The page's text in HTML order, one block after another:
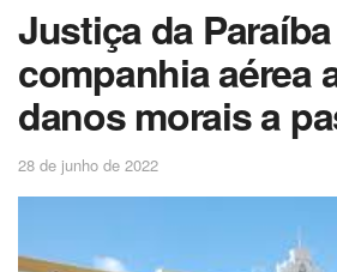
Justiça da
companhia aérea
danos morais a
28 de junho de 2022